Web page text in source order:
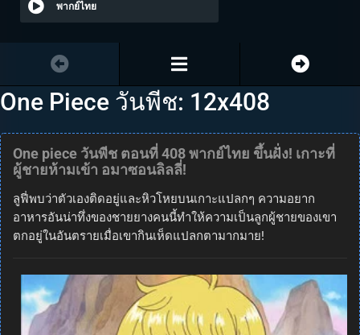
พากย์ไทย
One Piece วันพีช: 12x408
One piece วันพีช ตอนที่ 408 พากย์ไทย ขึ้นฝั่ง! เกาะที่
ผู้ชายห้ามเข้า อมาซอนลิลลี่!
ลูฟี่พบว่าตัวเองติดอยู่และหิวโหยบนเกาะแปลกๆ ความอยาก
อาหารอันน่าทึ่งของชายยางคนนี้ทำให้ความเป็นลูกผู้ชายของเขา
ตกอยู่ในอันตรายเมื่อเขากินเห็ดแปลกตามากมาย!